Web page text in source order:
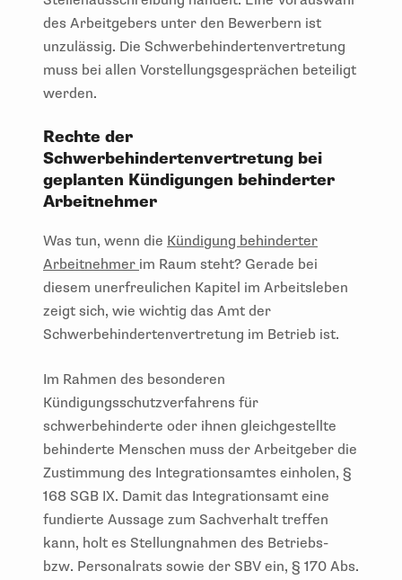
des Arbeitgebers unter den Bewerbern ist
unzulässig. Die Schwerbehindertenvertretung
muss bei allen Vorstellungsgesprächen beteiligt
werden.
Rechte der
Schwerbehindertenvertretung bei
geplanten Kündigungen behinderter
Arbeitnehmer
Was tun, wenn die Kündigung behinderter
Arbeitnehmer im Raum steht? Gerade bei
diesem unerfreulichen Kapitel im Arbeitsleben
zeigt sich, wie wichtig das Amt der
Schwerbehindertenvertretung im Betrieb ist.
Im Rahmen des besonderen
Kündigungsschutzverfahrens für
schwerbehinderte oder ihnen gleichgestellte
behinderte Menschen muss der Arbeitgeber die
Zustimmung des Integrationsamtes einholen, §
168 SGB IX. Damit das Integrationsamt eine
fundierte Aussage zum Sachverhalt treffen
kann, holt es Stellungnahmen des Betriebs-
bzw. Personalrats sowie der SBV ein, § 170 Abs.